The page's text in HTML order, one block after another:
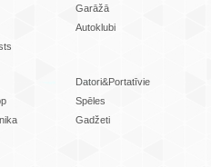
Garāžā
Autoklubi
Datori&Portatīvie
Spēles
Gadžeti